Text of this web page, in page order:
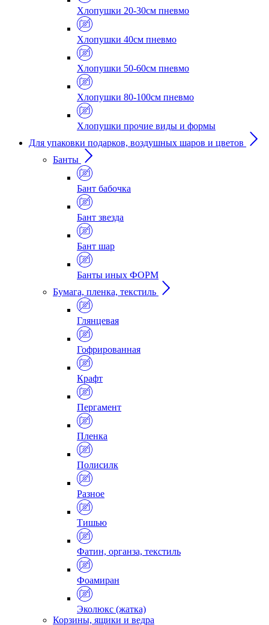
Хлопушки 20-30см пневмо
Хлопушки 40см пневмо
Хлопушки 50-60см пневмо
Хлопушки 80-100см пневмо
Хлопушки прочие виды и формы
Для упаковки подарков, воздушных шаров и цветов
Банты
Бант бабочка
Бант звезда
Бант шар
Банты иных ФОРМ
Бумага, пленка, текстиль
Глянцевая
Гофрированная
Крафт
Пергамент
Пленка
Полисилк
Разное
Тишью
Фатин, органза, текстиль
Фоамиран
Эколюкс (жатка)
Корзины, ящики и ведра